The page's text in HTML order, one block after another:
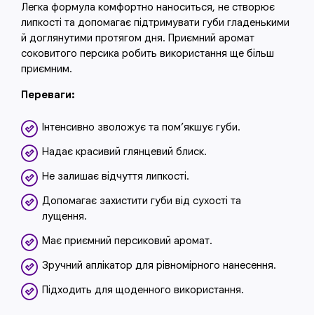
Легка формула комфортно наноситься, не створює
липкості та допомагає підтримувати губи гладенькими
й доглянутими протягом дня. Приємний аромат
соковитого персика робить використання ще більш
приємним.
Переваги:
Інтенсивно зволожує та пом’якшує губи.
Надає красивий глянцевий блиск.
Не залишає відчуття липкості.
Допомагає захистити губи від сухості та
лущення.
Має приємний персиковий аромат.
Зручний аплікатор для рівномірного нанесення.
Підходить для щоденного використання.